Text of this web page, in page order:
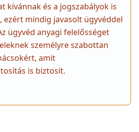
a pontosan visszafizetendő
számolja ki.
kérje szakértő
megfelelhet-e valamely
és amennyiben
a hatósághoz.